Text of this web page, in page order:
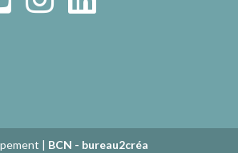
| BCN - bureau2créa